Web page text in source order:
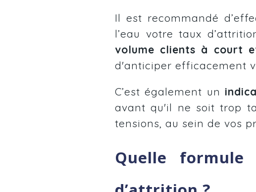
Il est recommandé
l’eau votre taux
volume clients à court
d'anticiper efficacement
C’est également un
avant qu'il ne soit trop
tensions, au sein de vos
Quelle